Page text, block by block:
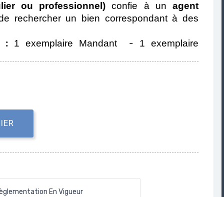
ou professionnel) confie à un agent
rechercher un bien correspondant à des
: 1 exemplaire Mandant- 1 exemplaire
En Vigueur